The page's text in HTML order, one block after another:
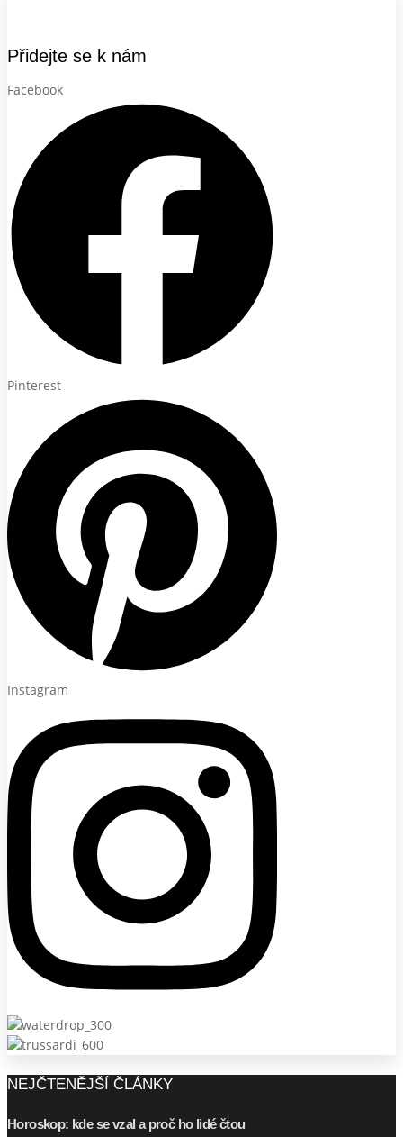
Přidejte se k nám
Facebook
Pinterest
Instagram
NEJČTENĚJŠÍ ČLÁNKY
Horoskop: kde se vzal a proč ho lidé čtou